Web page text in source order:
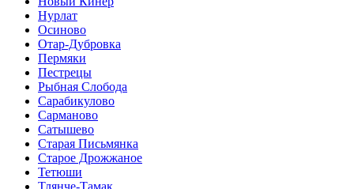
Нурлат
Осиново
Отар-Дубровка
Пермяки
Пестрецы
Рыбная Слобода
Сарабикулово
Сарманово
Сатышево
Старая Письмянка
Старое Дрожжаное
Тетюши